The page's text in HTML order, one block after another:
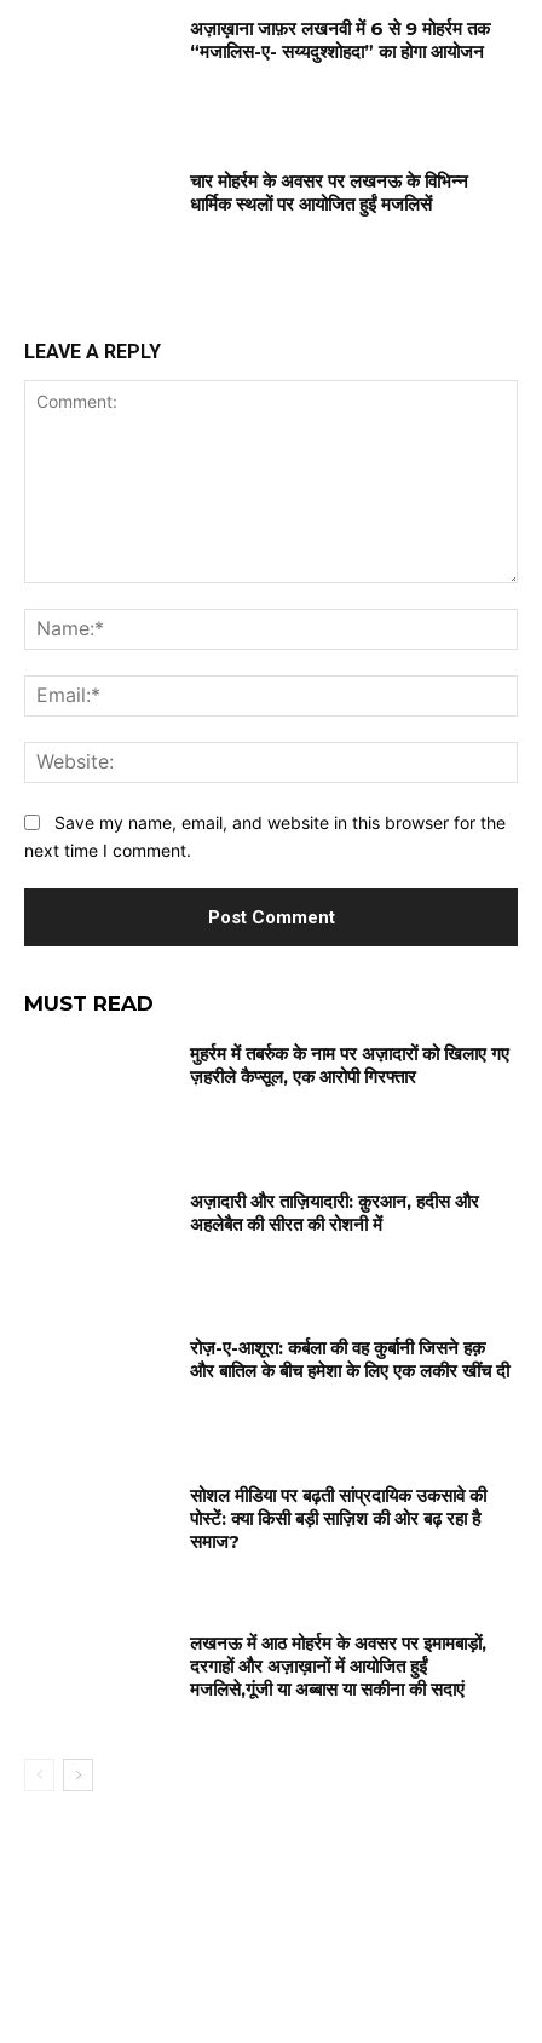
अज़ाख़ाना जाफ़र लखनवी में 6 से 9 मोहर्रम तक
“मजालिस-ए- सय्यदुश्शोहदा” का होगा आयोजन
चार मोहर्रम के अवसर पर लखनऊ के विभिन्न
धार्मिक स्थलों पर आयोजित हुईं मजलिसें
LEAVE A REPLY
Save my name, email, and website in this browser for the
next time I comment.
MUST READ
मुहर्रम में तबर्रुक के नाम पर अज़ादारों को खिलाए गए
ज़हरीले कैप्सूल, एक आरोपी गिरफ्तार
अज़ादारी और ताज़ियादारी: क़ुरआन, हदीस और
अहलेबैत की सीरत की रोशनी में
रोज़-ए-आशूरा: कर्बला की वह कुर्बानी जिसने हक़
और बातिल के बीच हमेशा के लिए एक लकीर खींच दी
सोशल मीडिया पर बढ़ती सांप्रदायिक उकसावे की
पोस्टें: क्या किसी बड़ी साज़िश की ओर बढ़ रहा है
समाज?
लखनऊ में आठ मोहर्रम के अवसर पर इमामबाड़ों,
दरगाहों और अज़ाख़ानों में आयोजित हुईं
मजलिसे,गूंजी या अब्बास या सकीना की सदाएं